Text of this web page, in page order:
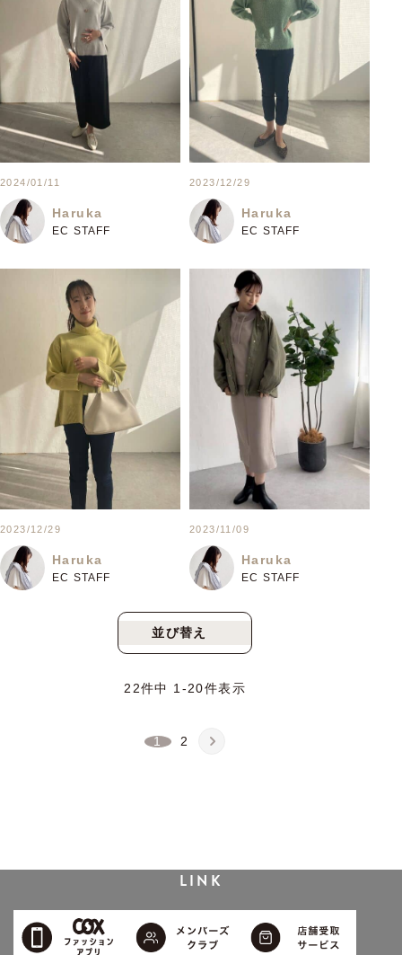
2024/01/11
Haruka
EC STAFF
2023/12/29
Haruka
EC STAFF
2023/12/29
Haruka
EC STAFF
2023/11/09
Haruka
EC STAFF
並び替え
22件中 1 -20件表示
1 2
LINK